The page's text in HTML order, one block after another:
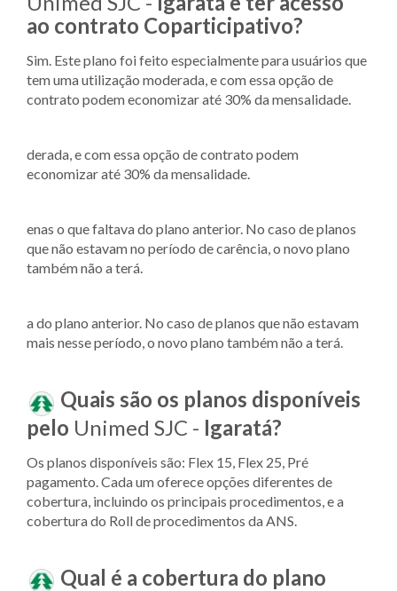
ao contrato Coparticipativo?
Sim. Este plano foi feito especialmente para usuários que
tem uma utilização moderada, e com essa opção de
contrato podem economizar até 30% da mensalidade.
derada, e com essa opção de contrato podem
economizar até 30% da mensalidade.
enas o que faltava do plano anterior. No caso de planos
que não estavam no período de carência, o novo plano
também não a terá.
a do plano anterior. No caso de planos que não estavam
mais nesse período, o novo plano também não a terá.
Quais são os planos disponíveis
pelo Unimed SJC - Igaratá?
Os planos disponíveis são: Flex 15, Flex 25, Pré
pagamento. Cada um oferece opções diferentes de
cobertura, incluindo os principais procedimentos, e a
cobertura do Roll de procedimentos da ANS.
Qual é a cobertura do plano